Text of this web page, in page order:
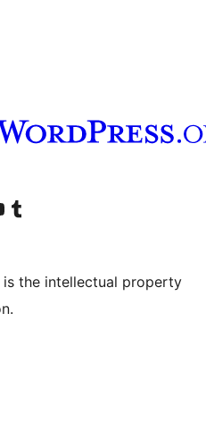
TikToka
nasz kanał YouTube
Odwiedź naszego Tumblra
is the intellectual property